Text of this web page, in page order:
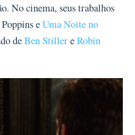
No cinema, seus trabalhos
eUma Noite no
deBen StillereRobin